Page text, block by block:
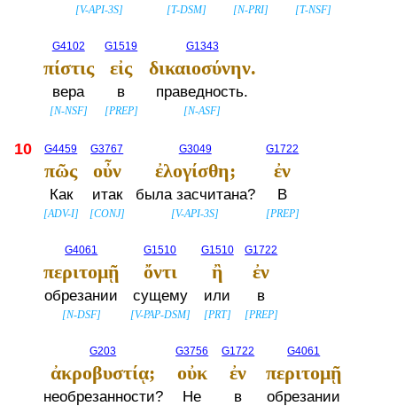
[V-API-3S] [T-DSM] [N-PRI] [T-NSF]
G4102
πίστις
вера
[N-NSF]
G1519
εἰς
в
[PREP]
G1343
δικαιοσύνην.
праведность.
[N-ASF]
10 G4459
πῶς
Как
[ADV-I]
G3767
οὖν
итак
[CONJ]
G3049
ἐλογίσθη;
была засчитана?
[V-API-3S]
G1722
ἐν
В
[PREP]
G4061
περιτομῇ
обрезании
[N-DSF]
G1510
ὄντι
сущему
[V-PAP-DSM]
G1510
ἢ
или
[PRT]
G1722
ἐν
в
[PREP]
G203
ἀκροβυστίᾳ;
необрезанности?
G3756
οὐκ
Не
G1722
ἐν
в
G4061
περιτομῇ
обрезании